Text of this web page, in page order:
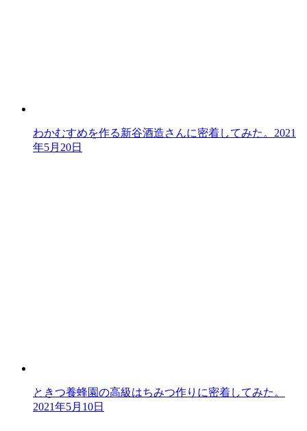
わかむすめを作る新谷酒造さんに密着してみた。 2021
年5月20日
ときつ養蜂園の高級はちみつ作りに密着してみた。
2021年5月10日